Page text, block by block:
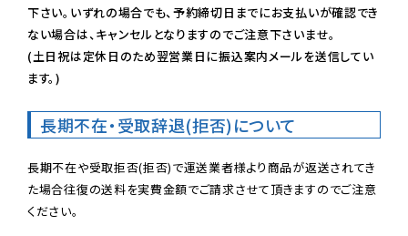
下さい。いずれの場合でも、予約締切日までにお支払いが確認でき
ない場合は、キャンセルとなりますのでご注意下さいませ。
(土日祝は定休日のため翌営業日に振込案内メールを送信してい
ます。)
長期不在・受取辞退(拒否)について
長期不在や受取拒否(拒否)で運送業者様より商品が返送されてき
た場合往復の送料を実費金額でご請求させて頂きますのでご注意
ください。